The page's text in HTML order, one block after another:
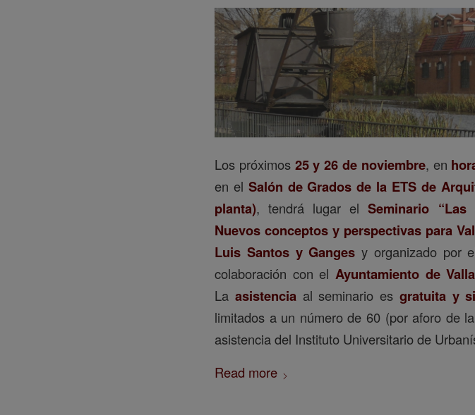
Los próximos 25 y 26 de noviembre, en
en el Salón de Grados de la ETS de
planta), tendrá lugar elSeminario
Nuevos conceptos y perspectivas para
Luis Santos y Ganges y organizado por
colaboración con el Ayuntamiento de
La asistencia al seminario es gratuita y
limitados a un número de 60 (por aforo de
asistencia del Instituto Universitario de
Read more